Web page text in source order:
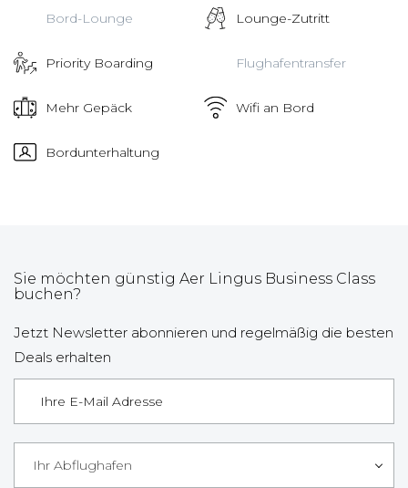
Bord-Lounge Lounge-Zutritt
Priority Boarding Flughafentransfer
Mehr Gepäck Wifi an Bord
Bordunterhaltung
Sie möchten günstig Aer Lingus Business Class
buchen?
Jetzt Newsletter abonnieren und regelmäßig die besten
Deals erhalten
Ihr Abflughafen